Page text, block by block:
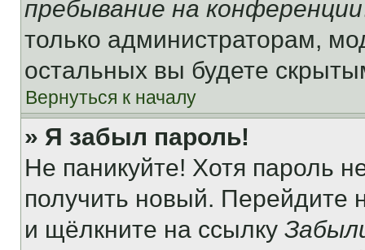
пребывание на конференции
только администраторам,
остальных вы будете
Вернуться к началу
» Я забыл пароль!
Не паникуйте! Хотя пароль
получить новый. Перейдите
и щёлкните на ссылку